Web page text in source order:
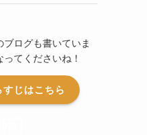
ログも書いていま
てくださいね！
じはこちら